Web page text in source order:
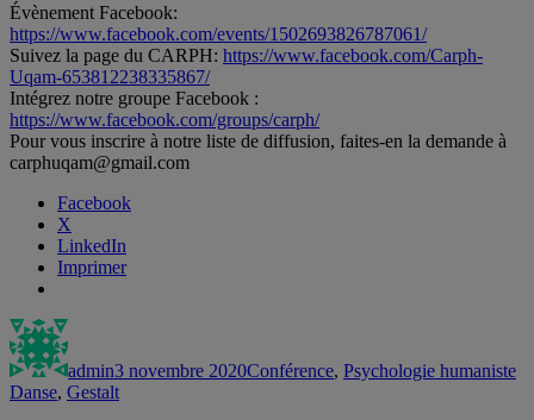
Évènement Facebook:
https://www.facebook.com/events/1502693826787061/
Suivez la page du CARPH: https://www.facebook.com/Carph-
Uqam-653812238335867/
Intégrez notre groupe Facebook :
https://www.facebook.com/groups/carph/
Pour vous inscrire à notre liste de diffusion, faites-en la demande à
carphuqam@gmail.com
Facebook
X
LinkedIn
Imprimer
Auteur
admin3 novembre 2020Conférence, Psychologie humaniste
Danse, Gestalt